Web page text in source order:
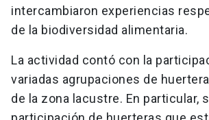
intercambiaron experiencias
de la biodiversidad alimentaria.
La actividad contó con la
variadas agrupaciones de
de la zona lacustre. En particular,